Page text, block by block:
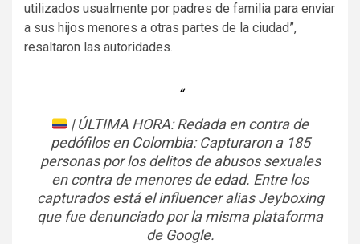
utilizados usualmente por padres de familia para enviar
a sus hijos menores a otras partes de la ciudad”,
resaltaron las autoridades.
| ÚLTIMA HORA: Redada en contra de
pedófilos en Colombia: Capturaron a 185
personas por los delitos de abusos sexuales
en contra de menores de edad. Entre los
capturados está el influencer alias Jeyboxing
que fue denunciado por la misma plataforma
de Google.